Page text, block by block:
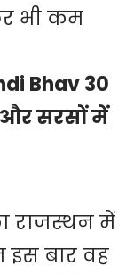
भी कम
Bhav 30
और सरसों में
राजस्थन में
इस बार वह